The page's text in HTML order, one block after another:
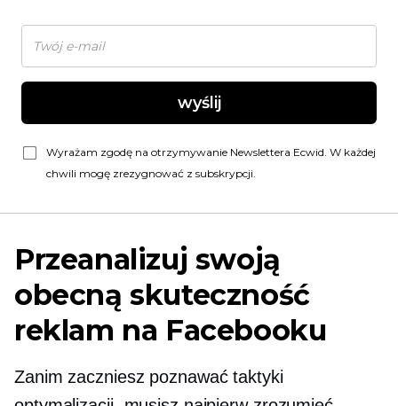
wyślij
Wyrażam zgodę na otrzymywanie Newslettera Ecwid. W każdej
chwili mogę zrezygnować z subskrypcji.
Przeanalizuj swoją
obecną skuteczność
reklam na Facebooku
Zanim zaczniesz poznawać taktyki